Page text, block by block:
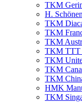
TKM
H.
TKM
TKM
TKM
TKM TTT
TKM
TKM
TKM
HMK
TKM